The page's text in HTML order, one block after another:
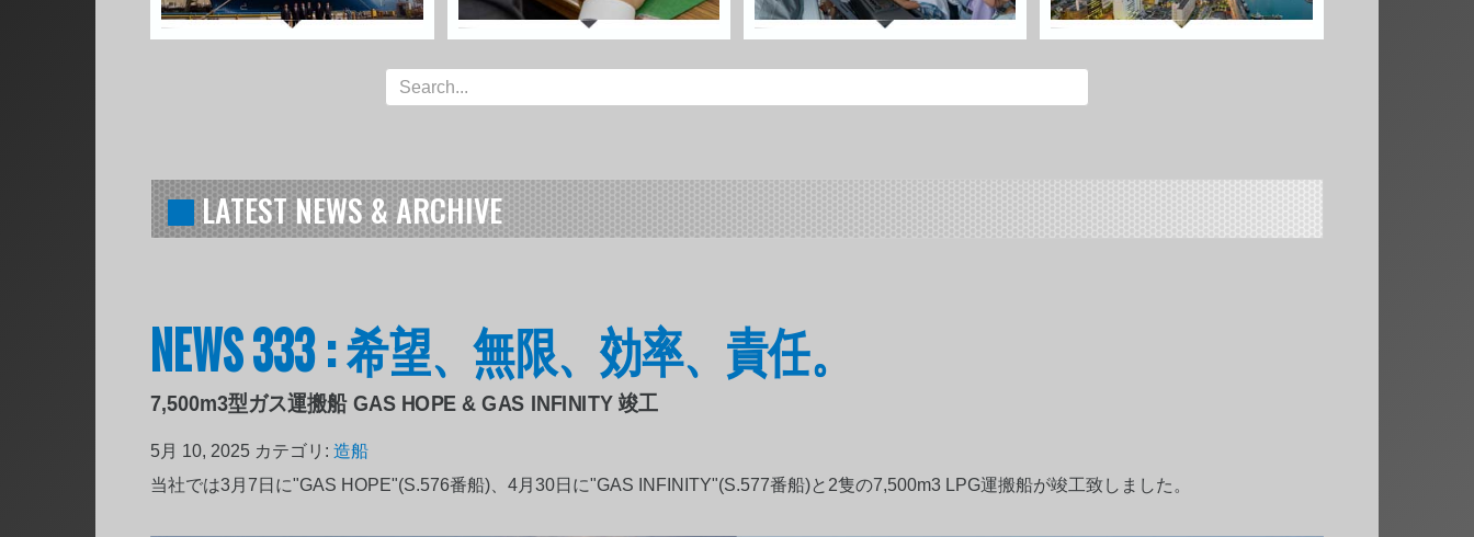
LATEST NEWS & ARCHIVE
NEWS 333 : 希望、無限、効率、責任。
7,500m3型ガス運搬船 GAS HOPE & GAS INFINITY 竣工
5月 10, 2025 カテゴリ:造船
当社では3月7日に"GAS HOPE"(S.576番船)、4月30日に"GAS INFINITY"(S.577番船)と2隻の7,500m3 LPG運搬船が竣工致しました。